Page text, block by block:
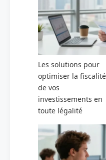
Les solutions pour
optimiser la fiscalité
de vos
investissements en
toute légalité